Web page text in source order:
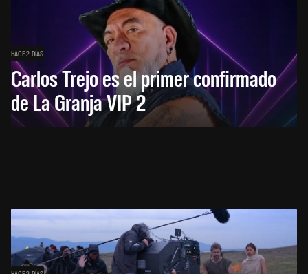
HACE 2 DÍAS
Carlos Trejo es el primer confirmado
de La Granja VIP 2